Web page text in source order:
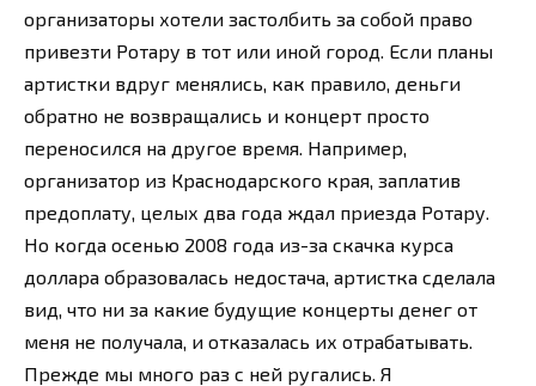
организаторы хотели застолбить за собой право
привезти Ротару в тот или иной город. Если планы
артистки вдруг менялись, как правило, деньги
обратно не возвращались и концерт просто
переносился на другое время. Например,
организатор из Краснодарского края, заплатив
предоплату, целых два года ждал приезда Ротару.
Но когда осенью 2008 года из-за скачка курса
доллара образовалась недостача, артистка сделала
вид, что ни за какие будущие концерты денег от
меня не получала, и отказалась их отрабатывать.
Прежде мы много раз с ней ругались. Я